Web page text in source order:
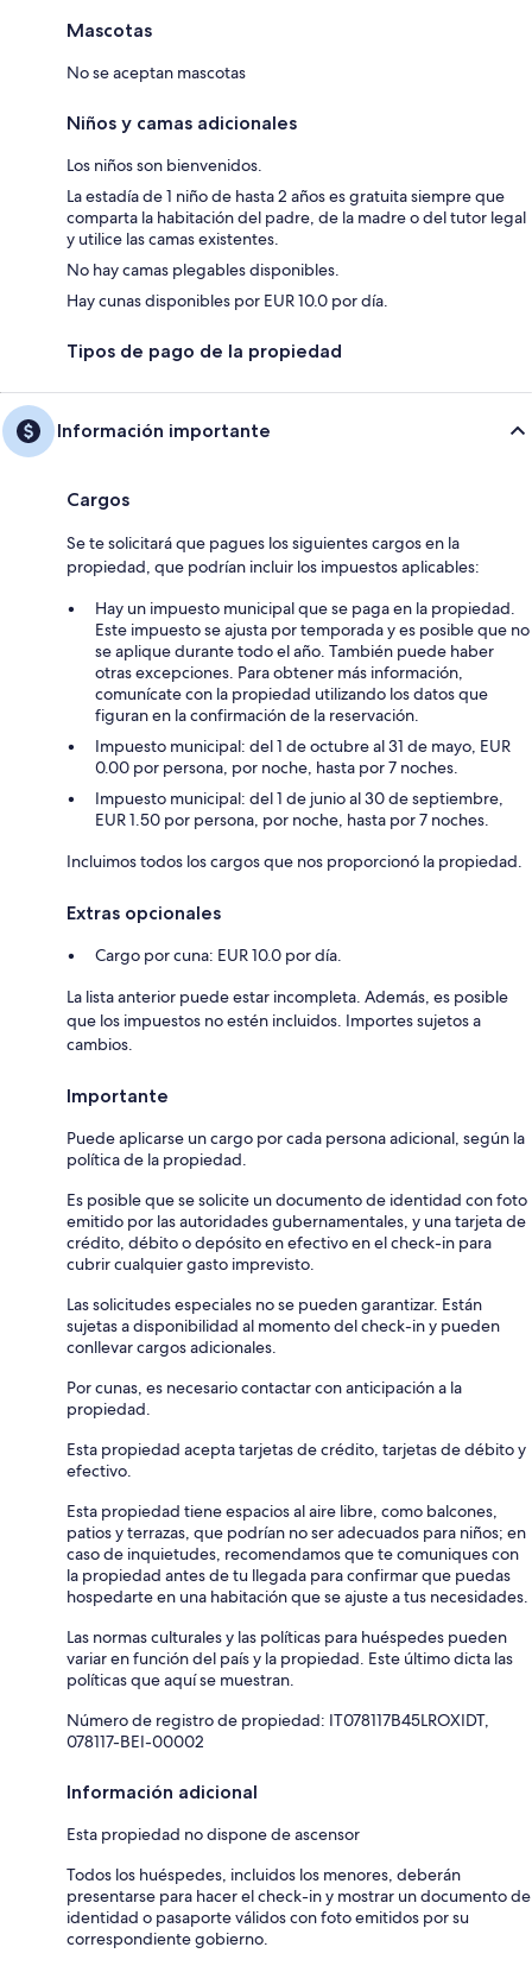
Mascotas
No se aceptan mascotas
Niños y camas adicionales
Los niños son bienvenidos.
La estadía de 1 niño de hasta 2 años es gratuita siempre que
comparta la habitación del padre, de la madre o del tutor legal
y utilice las camas existentes.
No hay camas plegables disponibles.
Hay cunas disponibles por EUR 10.0 por día.
Tipos de pago de la propiedad
Información importante
Cargos
Se te solicitará que pagues los siguientes cargos en la
propiedad, que podrían incluir los impuestos aplicables:
Hay un impuesto municipal que se paga en la propiedad.
Este impuesto se ajusta por temporada y es posible que no
se aplique durante todo el año. También puede haber
otras excepciones. Para obtener más información,
comunícate con la propiedad utilizando los datos que
figuran en la confirmación de la reservación.
Impuesto municipal: del 1 de octubre al 31 de mayo, EUR
0.00 por persona, por noche, hasta por 7 noches.
Impuesto municipal: del 1 de junio al 30 de septiembre,
EUR 1.50 por persona, por noche, hasta por 7 noches.
Incluimos todos los cargos que nos proporcionó la propiedad.
Extras opcionales
Cargo por cuna: EUR 10.0 por día.
La lista anterior puede estar incompleta. Además, es posible
que los impuestos no estén incluidos. Importes sujetos a
cambios.
Importante
Puede aplicarse un cargo por cada persona adicional, según la
política de la propiedad.
Es posible que se solicite un documento de identidad con foto
emitido por las autoridades gubernamentales, y una tarjeta de
crédito, débito o depósito en efectivo en el check-in para
cubrir cualquier gasto imprevisto.
Las solicitudes especiales no se pueden garantizar. Están
sujetas a disponibilidad al momento del check-in y pueden
conllevar cargos adicionales.
Por cunas, es necesario contactar con anticipación a la
propiedad.
Esta propiedad acepta tarjetas de crédito, tarjetas de débito y
efectivo.
Esta propiedad tiene espacios al aire libre, como balcones,
patios y terrazas, que podrían no ser adecuados para niños; en
caso de inquietudes, recomendamos que te comuniques con
la propiedad antes de tu llegada para confirmar que puedas
hospedarte en una habitación que se ajuste a tus necesidades.
Las normas culturales y las políticas para huéspedes pueden
variar en función del país y la propiedad. Este último dicta las
políticas que aquí se muestran.
Número de registro de propiedad: IT078117B45LROXIDT,
078117-BEI-00002
Información adicional
Esta propiedad no dispone de ascensor
Todos los huéspedes, incluidos los menores, deberán
presentarse para hacer el check-in y mostrar un documento de
identidad o pasaporte válidos con foto emitidos por su
correspondiente gobierno.